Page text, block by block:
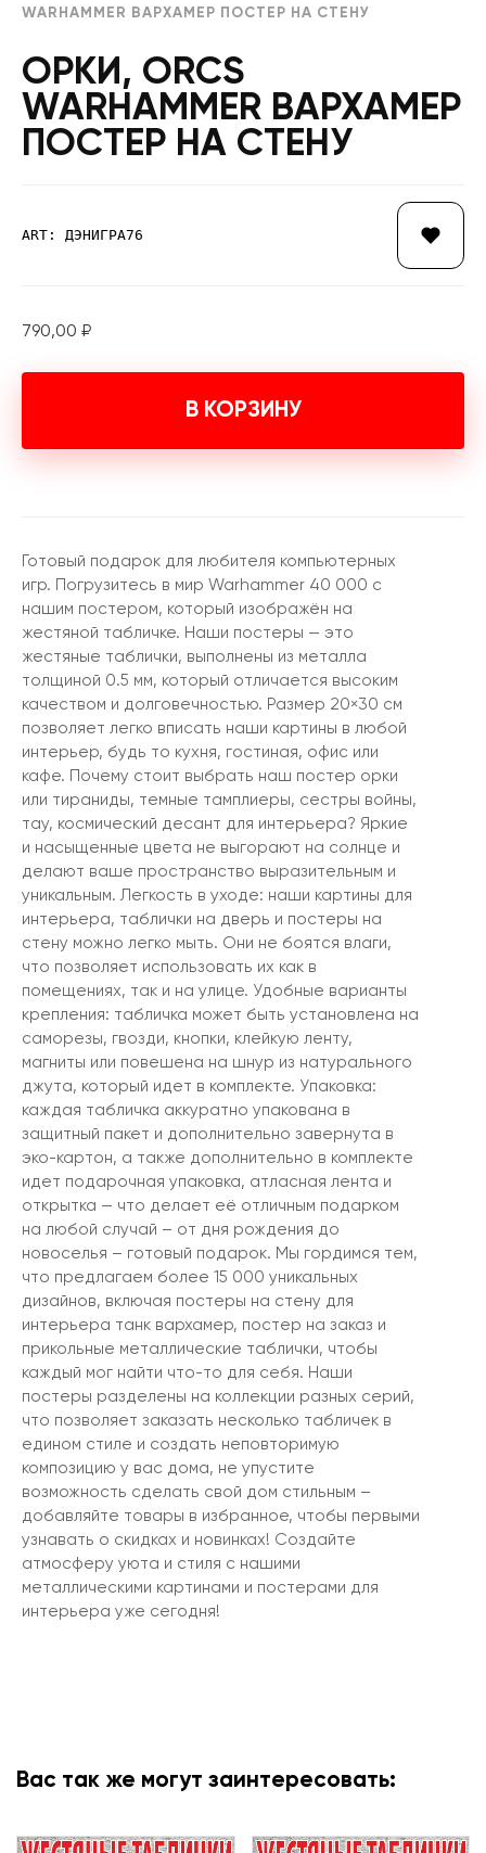
WARHAMMER ВАРХАМЕР ПОСТЕР НА СТЕНУ
ОРКИ, ORCS
WARHAMMER ВАРХАМЕР
ПОСТЕР НА СТЕНУ
ART: ДЭНИГРА76
790,00 ₽
В КОРЗИНУ
Готовый подарок для любителя компьютерных
игр. Погрузитесь в мир Warhammer 40 000 с
нашим постером, который изображён на
жестяной табличке. Наши постеры — это
жестяные таблички, выполнены из металла
толщиной 0.5 мм, который отличается высоким
качеством и долговечностью. Размер 20×30 см
позволяет легко вписать наши картины в любой
интерьер, будь то кухня, гостиная, офис или
кафе. Почему стоит выбрать наш постер орки
или тираниды, темные тамплиеры, сестры войны,
тау, космический десант для интерьера? Яркие
и насыщенные цвета не выгорают на солнце и
делают ваше пространство выразительным и
уникальным. Легкость в уходе: наши картины для
интерьера, таблички на дверь и постеры на
стену можно легко мыть. Они не боятся влаги,
что позволяет использовать их как в
помещениях, так и на улице. Удобные варианты
крепления: табличка может быть установлена на
саморезы, гвозди, кнопки, клейкую ленту,
магниты или повешена на шнур из натурального
джута, который идет в комплекте. Упаковка:
каждая табличка аккуратно упакована в
защитный пакет и дополнительно завернута в
эко-картон, а также дополнительно в комплекте
идет подарочная упаковка, атласная лента и
открытка — что делает её отличным подарком
на любой случай – от дня рождения до
новоселья – готовый подарок. Мы гордимся тем,
что предлагаем более 15 000 уникальных
дизайнов, включая постеры на стену для
интерьера танк вархамер, постер на заказ и
прикольные металлические таблички, чтобы
каждый мог найти что-то для себя. Наши
постеры разделены на коллекции разных серий,
что позволяет заказать несколько табличек в
едином стиле и создать неповторимую
композицию у вас дома, не упустите
возможность сделать свой дом стильным –
добавляйте товары в избранное, чтобы первыми
узнавать о скидках и новинках! Создайте
атмосферу уюта и стиля с нашими
металлическими картинами и постерами для
интерьера уже сегодня!
Вас так же могут заинтересовать: